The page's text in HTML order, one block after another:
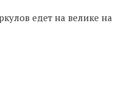
едет на велике на